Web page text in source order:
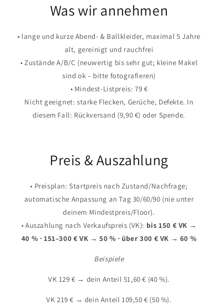
Was wir annehmen
• lange und kurze Abend- & Ballkleider, maximal 5 Jahre
alt, gereinigt und rauchfrei
• Zustände A/B/C (neuwertig bis sehr gut; kleine Makel
sind ok – bitte fotografieren)
• Mindest-Listpreis: 79 €
Nicht geeignet: starke Flecken, Gerüche, Defekte. In
diesem Fall: Rückversand (9,90 €) oder Spende.
Preis & Auszahlung
• Preisplan: Startpreis nach Zustand/Nachfrage;
automatische Anpassung an Tag 30/60/90 (nie unter
deinem Mindestpreis/Floor).
• Auszahlung nach Verkaufspreis (VK): bis 150 € VK →
40 % · 151–300 € VK → 50 % · über 300 € VK → 60 %
Beispiele
VK 129 € → dein Anteil 51,60 € (40 %).
VK 219 € → dein Anteil 109,50 € (50 %).